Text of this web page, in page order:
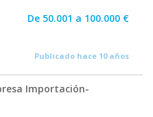
De 50.001 a 100.000 €
Publicado hace 10 años
Importación-